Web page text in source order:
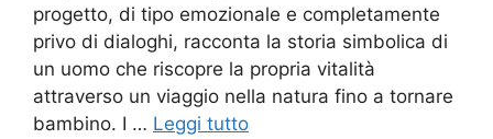
progetto, di tipo emozionale e completamente
privo di dialoghi, racconta la storia simbolica di
un uomo che riscopre la propria vitalità
attraverso un viaggio nella natura fino a tornare
bambino. I … Leggi tutto